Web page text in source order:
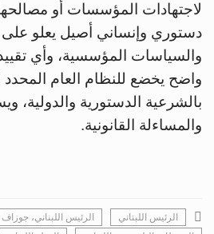
لاجتهادات المؤسسات أو
دستوري وإنساني أصيل يعلو على
والسياسات المؤسسية، وأي
واضح يخضع للنظام العام المحدد
بالشرعية الدستورية والدولية،
والمساءلة القانونية.
الرئيس اللبناني
الرئيس اللبناني،